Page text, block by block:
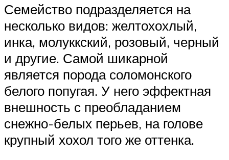
Семейство подразделяется на
несколько видов: желтохохлый,
инка, молуккский, розовый, черный
и другие. Самой шикарной
является порода соломонского
белого попугая. У него эффектная
внешность с преобладанием
снежно-белых перьев, на голове
крупный хохол того же оттенка.